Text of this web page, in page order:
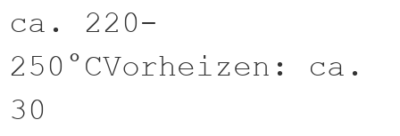
ca. 220-
250°CVorheizen: ca.
30